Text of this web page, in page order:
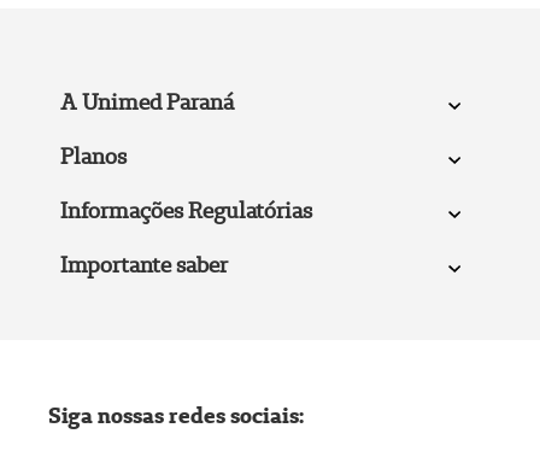
A Unimed Paraná
Planos
Informações Regulatórias
Importante saber
Siga nossas redes sociais: